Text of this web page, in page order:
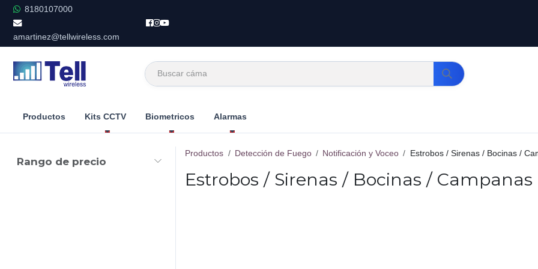
Ir al contenido
8180107000
amartinez@tellwireless.com
Productos Kits CCTV Biometricos Alarmas
Rango de precio
Productos Detección de Fuego Notificación y Voceo Estrobos / Sirenas / Bocinas /
Estrobos / Sirenas / Bocinas / Campanas